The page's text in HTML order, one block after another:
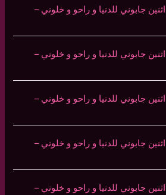
جابوني للدنيا و راحو و خلوني –
جابوني للدنيا و راحو و خلوني –
جابوني للدنيا و راحو و خلوني –
جابوني للدنيا و راحو و خلوني –
جابوني للدنيا و راحو و خلوني –